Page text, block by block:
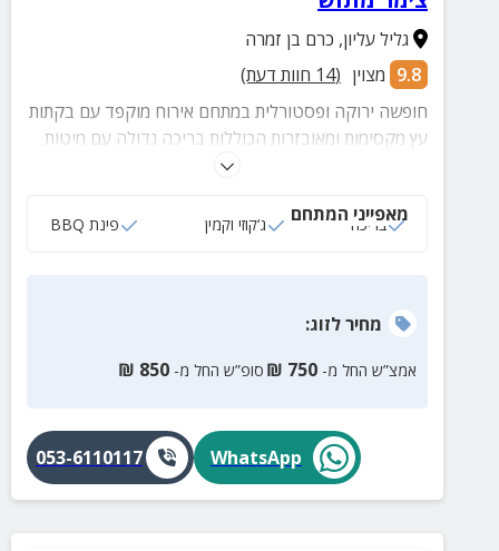
גליל עליון, כרם בן זמרה
9.8 מצוין (
14 חוות דעת)
חופשה ירוקה ופסטורלית במתחם אירוח מוקפד עם בקתות
עץ מקסימות ומאובזרות הכוללות בריכה גדולה עם מיטות
שיזוף. בכל צימר תמצאו ג'קוזי זרמים פרטי!
מאפייני המתחם
בריכה ג‘קוזי וקמין פינת BBQ
מחירלזוג:
אמצ”ש החל מ- 750
₪ סופ”ש החל מ- 850
₪
WhatsApp
053-6110117